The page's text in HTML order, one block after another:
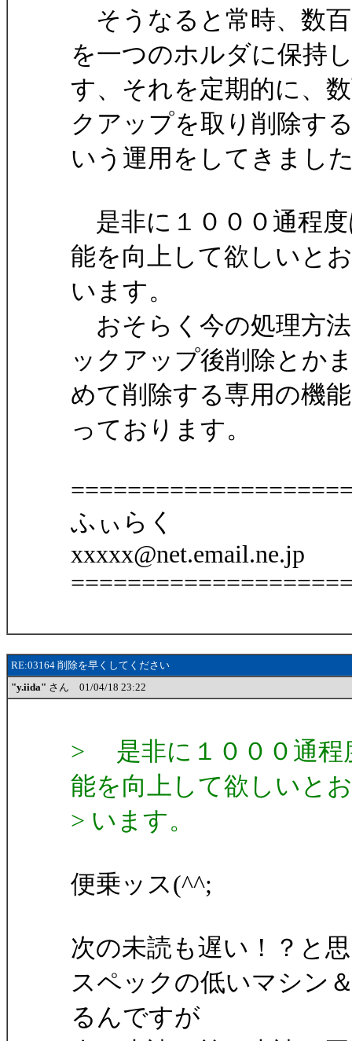
そうなると常時、数
を一つのホルダに保持
す、それを定期的に、
クアップを取り削除す
いう運用をしてきまし
是非に１０００通程
能を向上して欲しいと
います。
おそらく今の処理方
ックアップ後削除とか
めて削除する専用の機
っております。
ふぃらく
xxxxx@net.email.ne.jp
RE:03164 削除を早くしてください
"y.iida" さん 01/04/18 23:22
> 是非に１０００通程
能を向上して欲しいと
> います。
便乗ッス(^^;
次の未読も遅い！？と
スペックの低いマシン
るんですが